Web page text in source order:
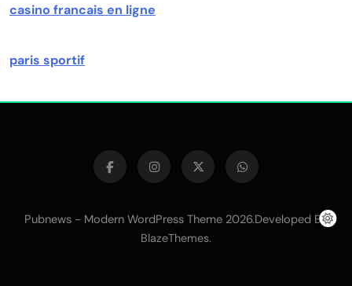
casino francais en ligne
paris sportif
Pubnews - Modern WordPress Theme 2026.Developed By
BlazeThemes.